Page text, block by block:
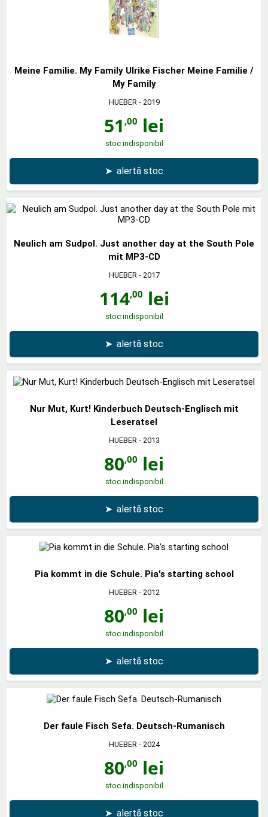
Meine Familie. My Family Ulrike Fischer Meine Familie /
My Family
HUEBER - 2019
51 ,00 lei
stoc indisponibil
➤ alertă stoc
Neulich am Sudpol. Just another day at the South Pole
mit MP3-CD
HUEBER - 2017
114,00 lei
stoc indisponibil
➤ alertă stoc
Nur Mut, Kurt! Kinderbuch Deutsch-Englisch mit
Leseratsel
HUEBER - 2013
80,00 lei
stoc indisponibil
➤ alertă stoc
Pia kommt in die Schule. Pia's starting school
HUEBER - 2012
80,00 lei
stoc indisponibil
➤ alertă stoc
Der faule Fisch Sefa. Deutsch-Rumanisch
HUEBER - 2024
80,00 lei
stoc indisponibil
➤ alertă stoc